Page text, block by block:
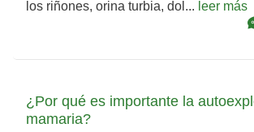
los riñones, orina turbia, dol... leer más
¿Por qué es importante la
mamaria?